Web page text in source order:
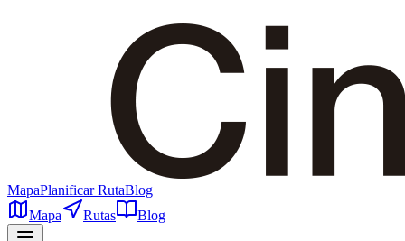
MapaPlanificar RutaBlog
Mapa
Rutas Blog